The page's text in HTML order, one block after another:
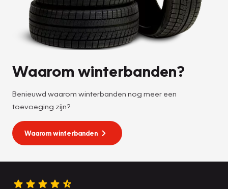
Waarom winterbanden?
Benieuwd waarom winterbanden nog meer een
toevoeging zijn?
Waarom winterbanden